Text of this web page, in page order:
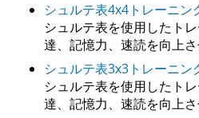
シュルテ表4x4トレーニン
シュルテ表を使用したト
達、記憶力、速読を向上さ
シュルテ表3x3トレーニン
シュルテ表を使用したト
達、記憶力、速読を向上さ